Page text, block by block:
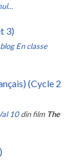
3)
En classe
(Cycle 2
10 din film The